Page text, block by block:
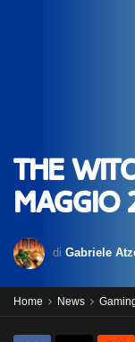
The
maggio
di Gabriele
Home News